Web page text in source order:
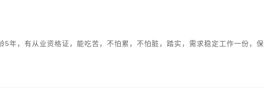
5年，有从业资格证，能吃苦，不怕累，不怕脏，踏实，需求稳定工作一份，保